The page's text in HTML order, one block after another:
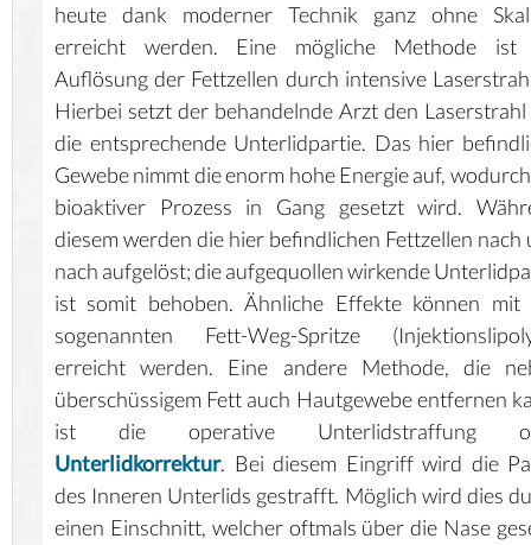
heute dank moderner Technik ganz ohne
erreicht werden. Eine mögliche Methode ist
Auflösung der Fettzellen durch intensive
Hierbei setzt der behandelnde Arzt den
die entsprechende Unterlidpartie. Das hier
Gewebe nimmt die enorm hohe Energie auf,
bioaktiver Prozess in Gang gesetzt wird.
diesem werden die hier befindlichen Fettzellen nach
nach aufgelöst; die aufgequollen wirkende
ist somit behoben. Ähnliche Effekte können mit
sogenannten Fett-Weg-Spritze
erreicht werden. Eine andere Methode, die
überschüssigem Fett auch Hautgewebe entfernen
ist die operative Unterlidstraffung
Unterlidkorrektur. Bei diesem Eingriff wird die
des Inneren Unterlids gestrafft. Möglich wird dies
einen Einschnitt, welcher oftmals über die Nase